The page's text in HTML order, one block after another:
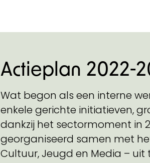
Actieplan 2022-
Wat begon als een interne
enkele gerichte initiatieven,
dankzij het sectormoment in
georganiseerd samen met
Cultuur, Jeugd en Media – uit